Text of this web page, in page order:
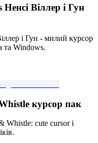
Віллер і Гун
і Гун - милий курсор
та Windows.
курсор пак
Whistle: cute cursor і